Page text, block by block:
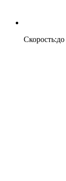
Скорость:до